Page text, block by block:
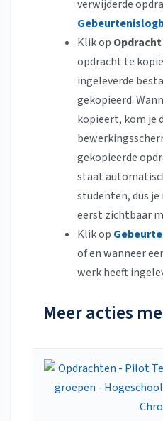
verwijderde
Klik op
opdracht te
ingeleverde
gekopieerd.
kopieert, kom je
gekopieerde
staat
studenten, dus
eerst zichtbaar
Klik op
of en wanneer
werk heeft
Meer acties